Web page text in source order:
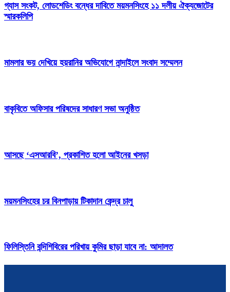
গ্যাস সংকট, লোডশেডিং বন্ধের দাবিতে ময়মনসিংহে ১১ দলীয় ঐক্যজোটের
স্মারকলিপি
মামলার ভয় দেখিয়ে হয়রানির অভিযোগে নান্দাইলে সংবাদ সম্মেলন
বাকৃবিতে অফিসার পরিষদের সাধারণ সভা অনুষ্ঠিত
আসছে ‘এসআরবি’, প্রকাশিত হলো আইনের খসড়া
ময়মনসিংহের চর বিনপাড়ায় টিকাদান কেন্দ্র চালু
ফিলিস্তিনি বন্দিশিবিরের পরিখায় কুমির ছাড়া যাবে না: আদালত